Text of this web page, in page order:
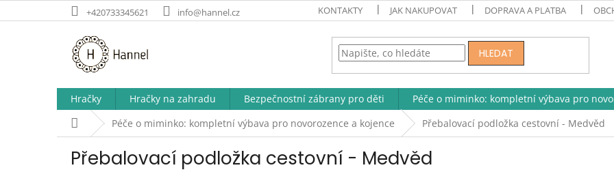
na
+420733345621 info@hannel.cz KONTAKTY JAK NAKUPOVAT DOPRAVA A PLATBA
HLEDAT
Hračky Hračky na zahradu Bezpečnostní zábrany pro děti Péče o miminko: kompletní výbava pro
Domů Péče o miminko: kompletní výbava pro novorozence a kojence Přebalovací podložka cestovní - Medvěd
Přebalovací podložka cestovní - Medvěd